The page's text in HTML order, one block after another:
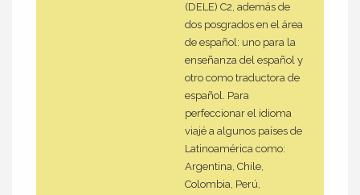
(DELE) C2, además de
dos posgrados en el área
de español: uno para la
enseñanza del español y
otro como traductora de
español. Para
perfeccionar el idioma
viajé a algunos países de
Latinoamérica como:
Argentina, Chile,
Colombia, Perú,